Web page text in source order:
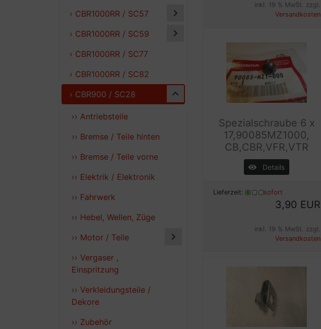
› CBR1000RR / SC57
› CBR1000RR / SC59
› CBR1000RR / SC77
› CBR1000RR / SC82
› CBR900 / SC28
›› Antriebsteile
›› Bremse / Teile hinten
›› Bremse / Teile vorne
›› Elektrik / Elektronik
›› Fahrwerk
›› Hebel, Wellen, Züge
›› Motor / Teile
›› Vergaser ,
Einspritzung
›› Verkleidungsteile /
Dekore
›› Zubehör
inkl. 19 % MwSt. zzgl.
Versandkosten
Spezialschraube 6 x
17,90085MZ1000,
CB,CBR,VFR,VTR
Details
Lieferzeit: sofort
3,90 EUR
inkl. 19 % MwSt. zzgl.
Versandkosten